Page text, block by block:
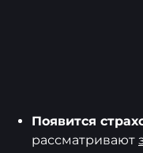
Появится
рассматривают